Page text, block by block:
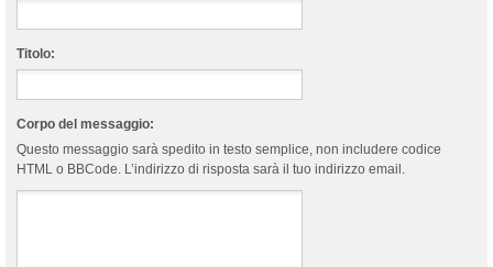
Titolo:
Corpo del messaggio:
Questo messaggio sarà spedito in testo semplice, non includere codice
HTML o BBCode. L’indirizzo di risposta sarà il tuo indirizzo email.